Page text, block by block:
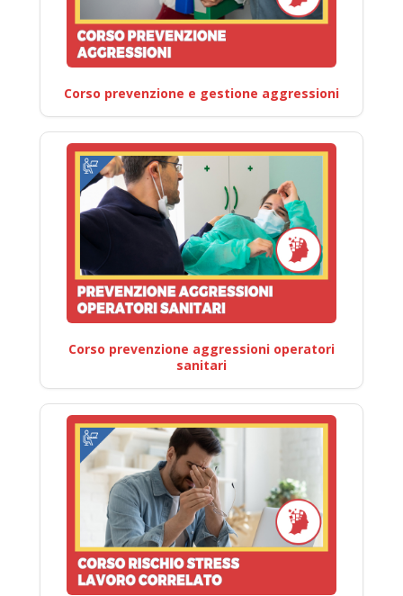
Corso prevenzione e gestione aggressioni
Corso prevenzione aggressioni operatori
sanitari